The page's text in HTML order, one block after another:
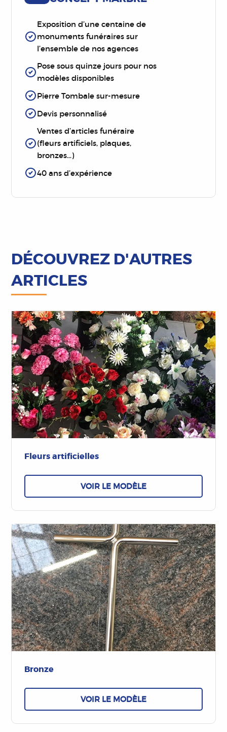
Exposition d’une centaine de
monuments funéraires sur
l’ensemble de nos agences
Pose sous quinze jours pour nos
modèles disponibles
Pierre Tombale sur-mesure
Devis personnalisé
Ventes d’articles funéraire
(fleurs artificiels, plaques,
bronzes…)
40 ans d’expérience
DÉCOUVREZ D'AUTRES
ARTICLES
Fleurs artificielles
VOIR LE MODÈLE
Bronze
VOIR LE MODÈLE